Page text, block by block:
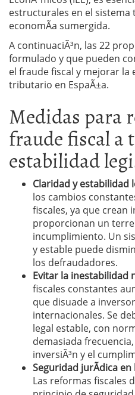
estructurales en el
economÃ­a sumergida.
A continuaciÃ³n, las 22
formulado y que pueden
el fraude fiscal y mejorar la
tributario en EspaÃ±a.
Medidas para
fraude fiscal a
estabilidad
Claridad y estabilidad
los cambios
fiscales, ya que crean
proporcionan un
incumplimiento. Un
y estable puede
los defraudadores.
Evitar la inestabilidad
fiscales constantes
que disuade a
internacionales. Se
legal estable, con
demasiada
inversiÃ³n y el
Seguridad jurÃ­dica
Las reformas fiscales